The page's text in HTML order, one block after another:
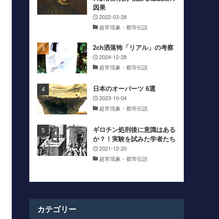
因果
2022-03-28
超常現象・都市伝説
2ch洒落怖「リアル」の考察
2024-12-28
超常現象・都市伝説
日本のオーパーツ 6選
2023-10-04
超常現象・都市伝説
ギロチン処刑後に意識はある
か？！実験を試みた学者たち
2021-12-20
超常現象・都市伝説
カテゴリー